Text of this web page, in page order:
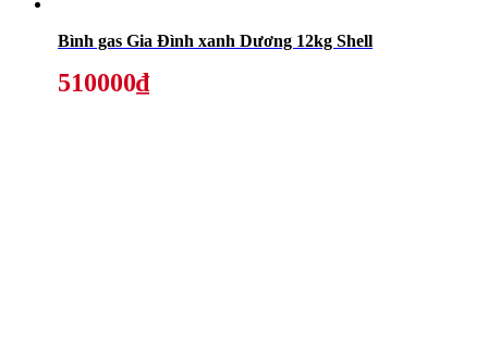
Bình gas Gia Đình xanh Dương 12kg Shell
510000₫